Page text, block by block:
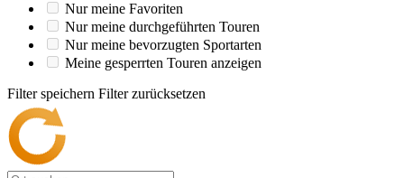
Nur meine Favoriten
Nur meine durchgeführten Touren
Nur meine bevorzugten Sportarten
Meine gesperrten Touren anzeigen
Filter speichern Filter zurücksetzen